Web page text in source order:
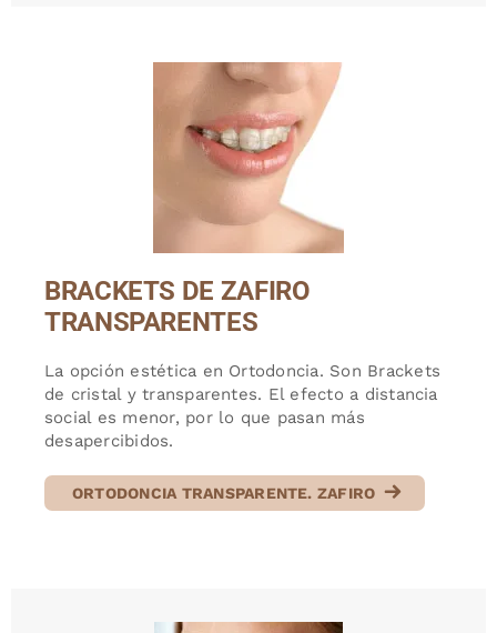
BRACKETS DE ZAFIRO
TRANSPARENTES
La opción estética en Ortodoncia. Son Brackets
de cristal y transparentes. El efecto a distancia
social es menor, por lo que pasan más
desapercibidos.
ORTODONCIA TRANSPARENTE. ZAFIRO